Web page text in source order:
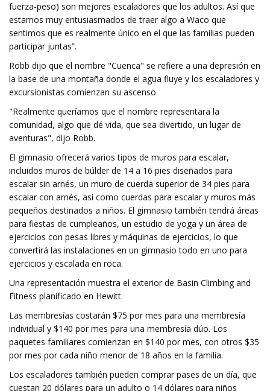
fuerza-peso) son mejores escaladores que los adultos. Así que
estamos muy entusiasmados de traer algo a Waco que
sentimos que es realmente único en el que las familias pueden
participar juntas”.
Robb dijo que el nombre "Cuenca" se refiere a una depresión en
la base de una montaña donde el agua fluye y los escaladores y
excursionistas comienzan su ascenso.
"Realmente queríamos que el nombre representara la
comunidad, algo que dé vida, que sea divertido, un lugar de
aventuras", dijo Robb.
El gimnasio ofrecerá varios tipos de muros para escalar,
incluidos muros de búlder de 14 a 16 pies diseñados para
escalar sin arnés, un muro de cuerda superior de 34 pies para
escalar con arnés, así como cuerdas para escalar y muros más
pequeños destinados a niños. El gimnasio también tendrá áreas
para fiestas de cumpleaños, un estudio de yoga y un área de
ejercicios con pesas libres y máquinas de ejercicios, lo que
convertirá las instalaciones en un gimnasio todo en uno para
ejercicios y escalada en roca.
Una representación muestra el exterior de Basin Climbing and
Fitness planificado en Hewitt.
Las membresías costarán $75 por mes para una membresía
individual y $140 por mes para una membresía dúo. Los
paquetes familiares comienzan en $140 por mes, con otros $35
por mes por cada niño menor de 18 años en la familia.
Los escaladores también pueden comprar pases de un día, que
cuestan 20 dólares para un adulto o 14 dólares para niños